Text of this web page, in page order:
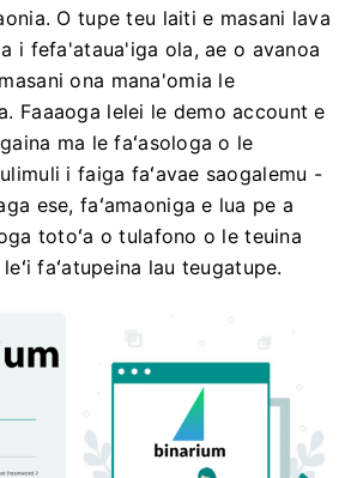
O tupe teu laiti e masani lava
i fefa'ataua'iga ola, ae o avanoa
ona mana'omia le
Faaaoga lelei le demo account e
ma le faʻasologa o le
i faiga faʻavae saogalemu -
ese, faʻamaoniga e lua pe a
totoʻa o tulafono o le teuina
faʻatupeina lau teugatupe.